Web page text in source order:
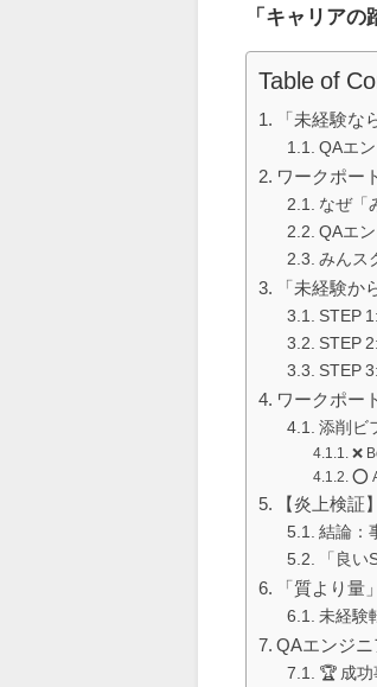
「キャリアの
Table of
「未経験な
QAエ
ワークポー
なぜ「
QAエ
みんス
「未経験か
STEP
STEP
STEP
ワークポー
添削ビ
❌
⭕️
【炎上検証
結論：
「良
「質より量
未経験
QAエンジ
🏆 成